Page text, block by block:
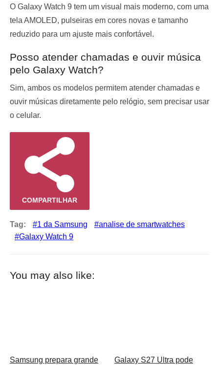
O Galaxy Watch 9 tem um visual mais moderno, com uma
tela AMOLED, pulseiras em cores novas e tamanho
reduzido para um ajuste mais confortável.
Posso atender chamadas e ouvir música
pelo Galaxy Watch?
Sim, ambos os modelos permitem atender chamadas e
ouvir músicas diretamente pelo relógio, sem precisar usar
o celular.
COMPARTILHAR
Tag: 1 da Samsung
analise de smartwatches
Galaxy Watch 9
You may also like:
Samsung prepara grande
Galaxy S27 Ultra pode